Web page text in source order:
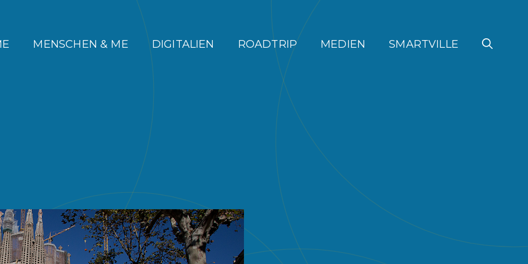
MENSCHEN & ME DIGITALIEN ROADTRIP MEDIEN SMARTVILLE